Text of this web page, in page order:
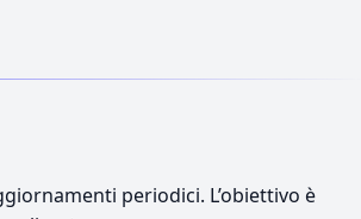
periodici. L’obiettivo è